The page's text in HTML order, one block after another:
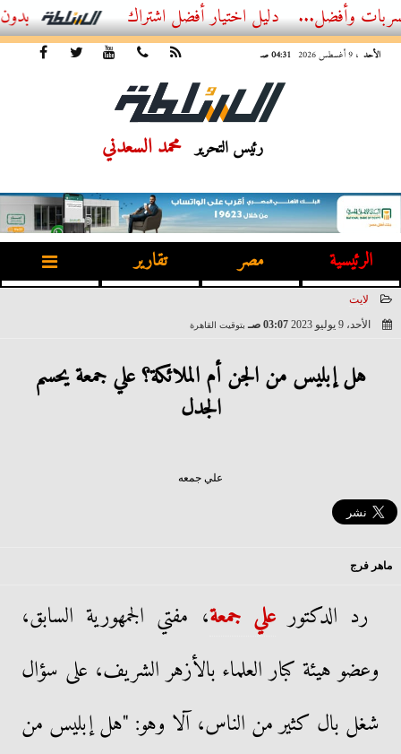
أفضل اشتراك IPTV بدون تقطيع 2026 – دليل المشاهد العصري
الأحد ، 9 أغسطس 2026 04:31 صـ
رئيس التحرير محمد السعدني
الرئيسية مصر تقارير
لايت
الأحد، 9 يوليو 2023
03:07 صـ بتوقيت القاهرة
هل إبليس من الجن أم الملائكة؟ علي جمعة يحسم
الجدل
علي جمعه
ماهر فرج
رد الدكتورعلي جمعة، مفتي الجمهورية السابق،
وعضو هيئة كبار العلماء بالأزهر الشريف، على سؤال
شغل بال كثير من الناس، آلا وهو: "هل إبليس من